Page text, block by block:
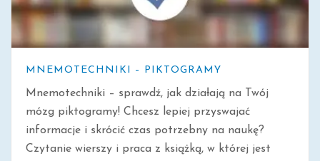
MNEMOTECHNIKI – PIKTOGRAMY
Mnemotechniki – sprawdź, jak działają na Twój
mózg piktogramy! Chcesz lepiej przyswajać
informacje i skrócić czas potrzebny na naukę?
Czytanie wierszy i praca z książką, w której jest